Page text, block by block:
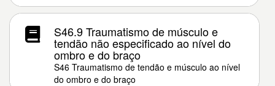
S46.9 Traumatismo de músculo e
tendão não especificado ao nível do
ombro e do braço
S46 Traumatismo de tendão e músculo ao nível
do ombro e do braço